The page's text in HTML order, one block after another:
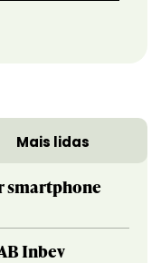
Mais lidas
smartphone
Inbev